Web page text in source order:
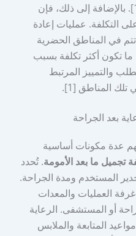
سجل أدائهم المثبت وخبرتهم [1]. بالإضافة إلى ذلك، فإن
التكلفة. عمليات إعادة
في المناطق الحضرية
ما تكون أكثر تكلفة بسبب
والتمييز المرتبط
المناطق [1].
بعد الجراحة
عدة مكونات أساسية
تجميل ما بعد الأمومة. تُحدد
المستخدم ومدة الجراحة.
العمليات والمعدات
أو المستشفى. الرعاية
المتابعة والملابس